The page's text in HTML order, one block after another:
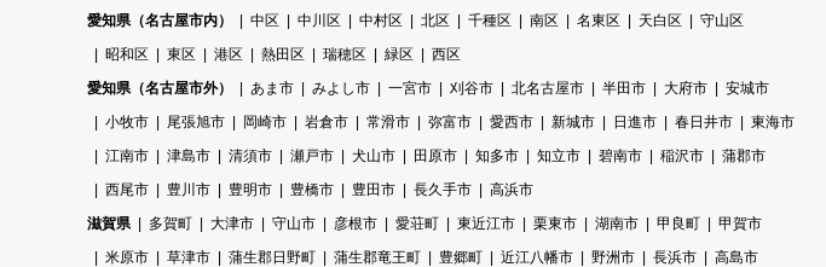
愛知県（名古屋市内）
中区 中川区 中村区 北区 千種区 南区 名東区 天白区
守山区
昭和区
東区 港区 熱田区 瑞穂区 緑区
西区
愛知県（名古屋市外）
あま市 みよし市 一宮市 刈谷市 北名古屋市 半田市 大府市
安城市
小牧市
尾張旭市 岡崎市 岩倉市 常滑市 弥富市 愛西市 新城市 日進市 春日井市
東海市
江南市
津島市 清須市 瀬戸市 犬山市 田原市 知多市 知立市 碧南市 稲沢市
蒲郡市
西尾市
豊川市 豊明市 豊橋市 豊田市 長久手市
高浜市
滋賀県
多賀町 大津市 守山市 彦根市 愛荘町 東近江市 栗東市 湖南市 甲良町
甲賀市
米原市
草津市 蒲生郡日野町 蒲生郡竜王町 豊郷町 近江八幡市 野洲市 長浜市 高島市